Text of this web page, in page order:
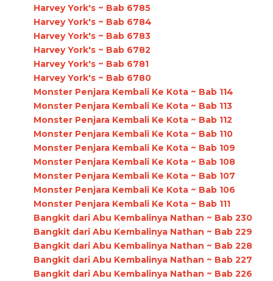
Harvey York's ~ Bab 6785
Harvey York's ~ Bab 6784
Harvey York's ~ Bab 6783
Harvey York's ~ Bab 6782
Harvey York's ~ Bab 6781
Harvey York's ~ Bab 6780
Monster Penjara Kembali Ke Kota ~ Bab 114
Monster Penjara Kembali Ke Kota ~ Bab 113
Monster Penjara Kembali Ke Kota ~ Bab 112
Monster Penjara Kembali Ke Kota ~ Bab 110
Monster Penjara Kembali Ke Kota ~ Bab 109
Monster Penjara Kembali Ke Kota ~ Bab 108
Monster Penjara Kembali Ke Kota ~ Bab 107
Monster Penjara Kembali Ke Kota ~ Bab 106
Monster Penjara Kembali Ke Kota ~ Bab 111
Bangkit dari Abu Kembalinya Nathan ~ Bab 230
Bangkit dari Abu Kembalinya Nathan ~ Bab 229
Bangkit dari Abu Kembalinya Nathan ~ Bab 228
Bangkit dari Abu Kembalinya Nathan ~ Bab 227
Bangkit dari Abu Kembalinya Nathan ~ Bab 226